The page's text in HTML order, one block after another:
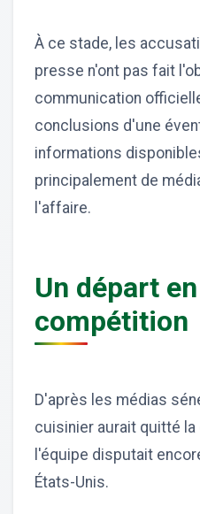
À ce stade, les
presse n'ont pas fait
communication
conclusions d'une
informations
principalement de
l'affaire.
Un départ
compétition
D'après les médias
cuisinier aurait quitté
l'équipe disputait
États-Unis.